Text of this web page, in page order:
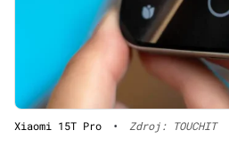
Xiaomi 15T Pro • Zdroj: TOUCHIT